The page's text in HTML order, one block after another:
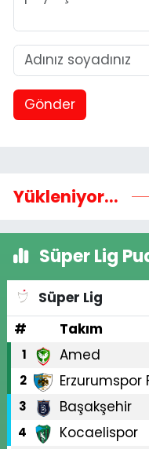
Gönder
Yükleniyor...
Süper Lig
Süper Lig
#
Takım
1 Amed
2 Erzurumspor
3 Başakşehir
4 Kocaelispor